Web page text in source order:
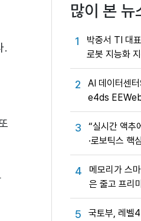
.
많이 본 뉴
1
박중서 TI 대
로봇 지능화
2
AI 데이터센
e4ds
3
“실시간 액추
·로보틱스 핵
4
메모리가 스
은 줄고 프리
5
국토부, 레벨